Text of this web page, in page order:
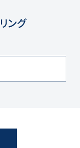
ング